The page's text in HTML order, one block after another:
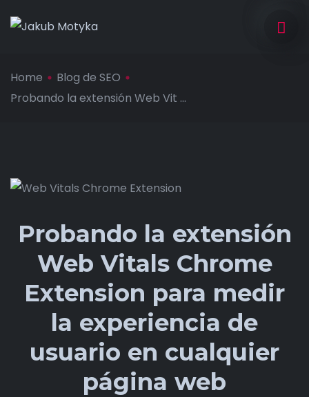
Home
Blog de SEO
Probando la extensión Web Vit ...
Probando la extensión
Web Vitals Chrome
Extension para medir
la experiencia de
usuario en cualquier
página web